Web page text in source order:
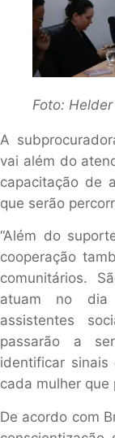
Foto:
A
vai além do
capacitação de
que serão
“Além do
cooperação
comunitários.
atuam no dia
assistentes
passarão a
identificar
cada mulher que
De acordo com